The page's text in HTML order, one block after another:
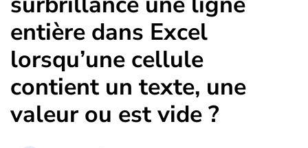
entière dans Excel
lorsqu’une cellule
contient un texte, une
valeur ou est vide ?